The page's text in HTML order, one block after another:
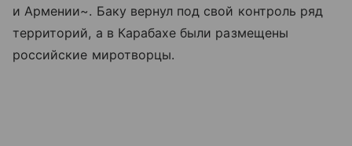
и Армении~. Баку вернул под свой контроль ряд
территорий, а в Карабахе были размещены
российские миротворцы.